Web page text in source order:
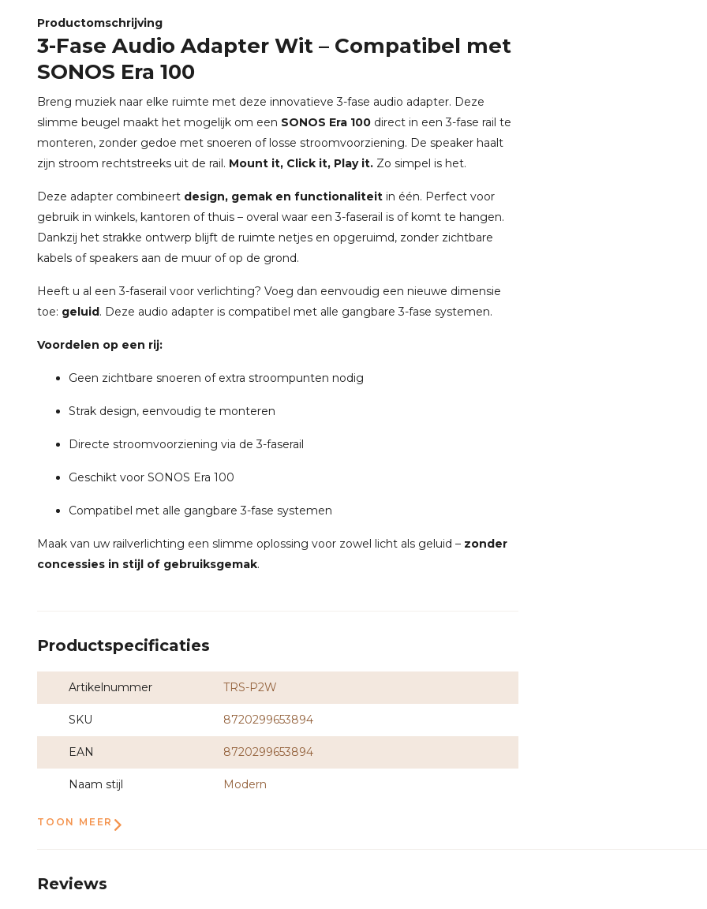
Productomschrijving
3-Fase Audio Adapter Wit – Compatibel met
SONOS Era 100
Breng muziek naar elke ruimte met deze innovatieve 3-fase audio adapter. Deze
slimme beugel maakt het mogelijk om een SONOS Era 100 direct in een 3-fase rail te
monteren, zonder gedoe met snoeren of losse stroomvoorziening. De speaker haalt
zijn stroom rechtstreeks uit de rail. Mount it, Click it, Play it. Zo simpel is het.
Deze adapter combineert design, gemak en functionaliteit in één. Perfect voor
gebruik in winkels, kantoren of thuis – overal waar een 3-faserail is of komt te hangen.
Dankzij het strakke ontwerp blijft de ruimte netjes en opgeruimd, zonder zichtbare
kabels of speakers aan de muur of op de grond.
Heeft u al een 3-faserail voor verlichting? Voeg dan eenvoudig een nieuwe dimensie
toe: geluid. Deze audio adapter is compatibel met alle gangbare 3-fase systemen.
Voordelen op een rij:
Geen zichtbare snoeren of extra stroompunten nodig
Strak design, eenvoudig te monteren
Directe stroomvoorziening via de 3-faserail
Geschikt voor SONOS Era 100
Compatibel met alle gangbare 3-fase systemen
Maak van uw railverlichting een slimme oplossing voor zowel licht als geluid – zonder
concessies in stijl of gebruiksgemak.
Productspecificaties
Artikelnummer TRS-P2W
SKU 8720299653894
EAN 8720299653894
Naam stijl Modern
TOON MEER
Reviews